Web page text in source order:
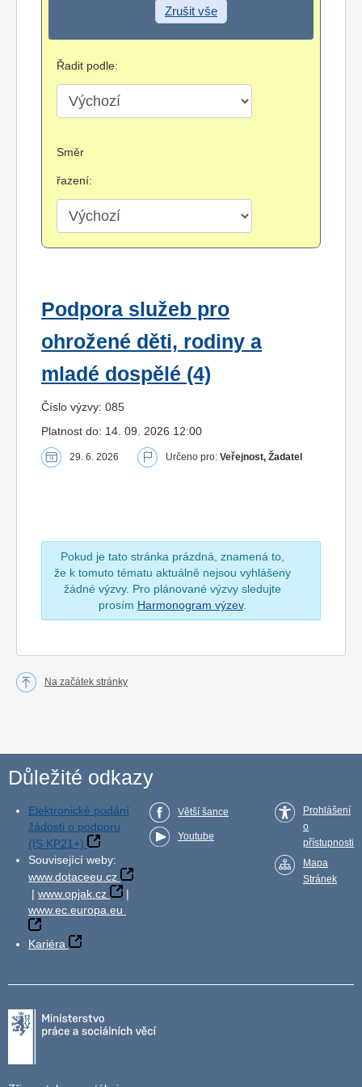
Zrušit vše
Řadit podle:
Směr
řazení:
Podpora služeb pro
ohrožené děti, rodiny a
mladé dospělé (4)
Číslo výzvy: 085
Platnost do: 14. 09. 2026 12:00
29. 6. 2026 Určeno pro: Veřejnost, Žadatel
Pokud je tato stránka prázdná, znamená to,
že k tomuto tématu aktuálně nejsou vyhlášeny
žádné výzvy. Pro plánované výzvy sledujte
prosím Harmonogram výzev.
Na začátek stránky
Důležité odkazy
Elektronické podání
žádosti o podporu
(IS KP21+)
Související weby:
www.dotaceeu.cz
| www.opjak.cz
|
www.ec.europa.eu
Kariéra
Větší šance
Youtube
Prohlášení
o
přístupnosti
Mapa
Stránek